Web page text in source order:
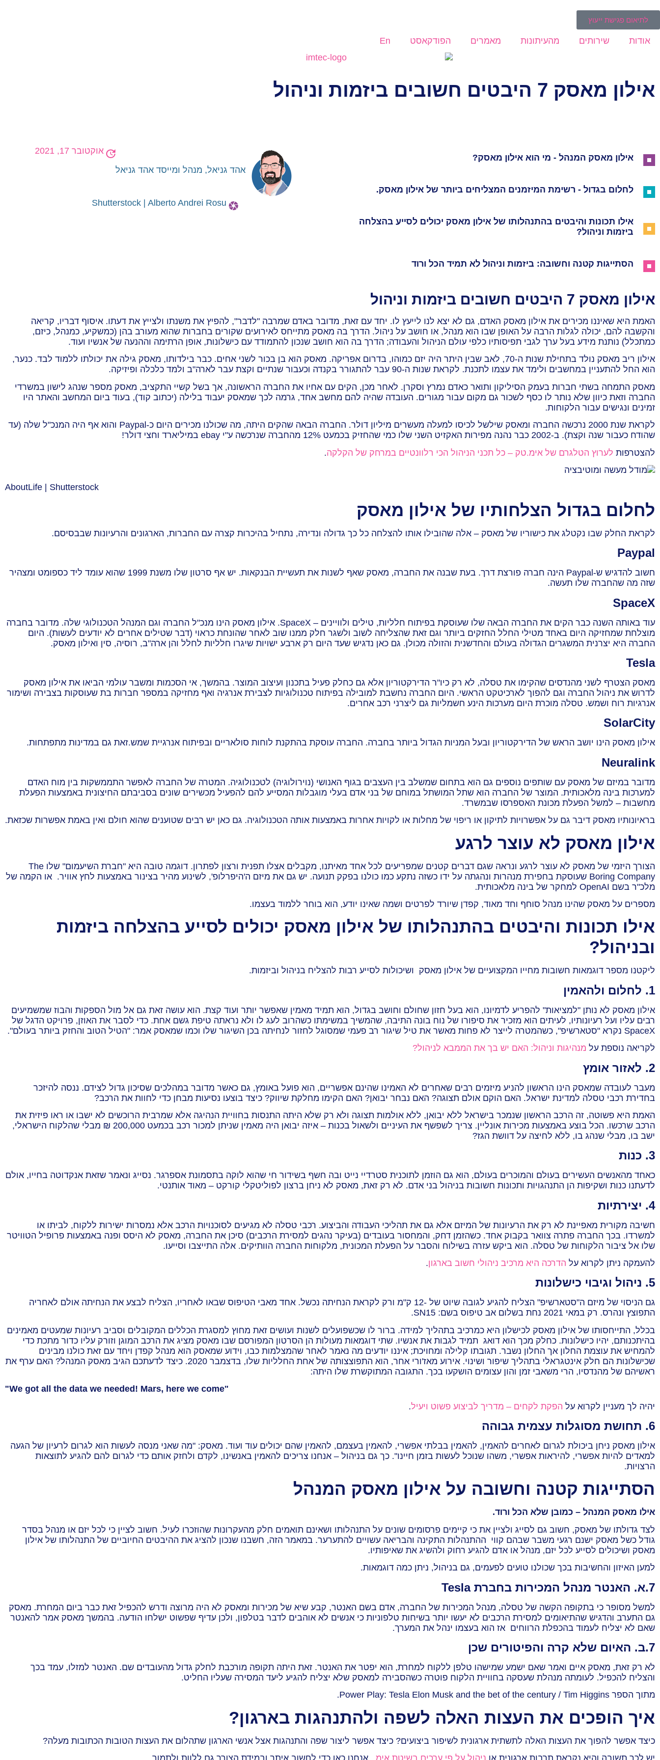
לתיאום פגישת ייעוץ
אודות שירותים מהעיתונות מאמרים הפודקאסט En
אילון מאסק 7 היבטים חשובים ביזמות וניהול
אילון מאסק המנהל - מי הוא אילון מאסק?
לחלום בגדול - רשימת המיזמנים המצליחים ביותר של אילון מאסק.
אילו תכונות והיבטים בהתנהלותו של אילון מאסק יכולים לסייע בהצלחה
ביזמות וניהול?
הסתייגות קטנה וחשובה: ביזמות וניהול לא תמיד הכל ורוד
אהד גניאל, מנהל ומייסד אהד גניאל
אוקטובר 17, 2021
Shutterstock | Alberto Andrei Rosu
אילון מאסק 7 היבטים חשובים ביזמות וניהול
האמת היא שאיננו מכירים את אילון מאסק האדם, גם לא יצא לנו לייעץ לו. יחד עם זאת, מדובר באדם שמרבה "לדבר", להפיץ את משנתו ולצייץ את דעתו. איסוף דבריו, קריאה
והקשבה להם, יכולה לגלות הרבה על האופן שבו הוא מנהל, או חושב על ניהול. הדרך בה מאסק מתייחס לאירועים שקורים בחברות שהוא מעורב בהן (כמשקיע, כמנהל, כיזם,
כמתכלל) נותנת מידע בעל ערך לגבי תפיסותיו כלפי עולם הניהול והעבודה; הדרך בה הוא חושב שנכון להתמודד עם כישלונות, אופן הרתימה וההנעה של אנשיו ועוד.
אילון ריב מאסק נולד בתחילת שנות ה-70, לאב שבין היתר היה יזם כמוהו, בדרום אפריקה. מאסק הוא בן בכור לשני אחים. כבר בילדותו, מאסק גילה את יכולתו ללמוד לבד. כנער,
הוא החל להתעניין במחשבים ולימד את עצמו לתכנת. לקראת שנות ה-90 עבר להתגורר בקנדה וכעבור שנתיים וקצת עבר לארה"ב ולמד כלכלה ופיזיקה.
מאסק התמחה בשתי חברות בעמק הסיליקון ותואר כאדם נמרץ וסקרן. לאחר מכן, הקים עם אחיו את החברה הראשונה, אך בשל קשיי התקציב, מאסק מספר שנהג לישון במשרדי
החברה וזאת כיוון שלא נותר לו כסף לשכור גם מקום עבור מגורים. העובדה שהיה להם מחשב אחד, גרמה לכך שמאסק יעבוד בלילה (יכתוב קוד), בעוד ביום המחשב והאתר היו
זמינים ונגישים עבור הלקוחות.
לקראת שנת 2000 נרכשה החברה ומאסק שילשל לכיסו למעלה מעשרים מיליון דולר. החברה הבאה שהקים היתה, מה שכולנו מכירים היום כ-Paypal והוא אף היה המנכ"ל שלה (עד
שהודח כעבור שנה וקצת). ב-2002 כבר נהנה מפירות האקזיט השני שלו כמי שהחזיק בכמעט 12% מהחברה שנרכשה ע"י ebay במיליארד וחצי דולר!
להצטרפות לערוץ הטלגרם של אימ.טק – כל תכני הניהול הכי רלוונטיים במרחק של הקלקה.
AboutLife | Shutterstock
לחלום בגדול הצלחותיו של אילון מאסק
לקראת החלק שבו נקטלג את כישוריו של מאסק – אלה שהובילו אותו להצלחה כל כך גדולה ונדירה, נתחיל בהיכרות קצרה עם החברות, הארגונים והרעיונות שבבסיסם.
Paypal
חשוב להדגיש ש-Paypal הינה חברה פורצת דרך. בעת שבנה את החברה, מאסק שאף לשנות את תעשיית הבנקאות. יש אף סרטון שלו משנת 1999 שהוא עומד ליד כספומט ומצהיר
שזה מה שהחברה שלו תעשה.
SpaceX
עוד באותה השנה כבר הקים את החברה הבאה שלו שעוסקת בפיתוח חלליות, טילים ולוויינים – SpaceX. אילון מאסק הינו מנכ"ל החברה וגם המנהל הטכנולוגי שלה. מדובר בחברה
מוצלחת שמחזיקה היום באחד מטילי החלל החזקים ביותר וגם זאת שהצליחה לשוב ולשגר חלק ממנו שוב לאחר שהונחת כראוי (דבר שטילים אחרים לא יודעים לעשות). היום
החברה היא יצרנית המשגרים הגדולה בעולם והחדשנית והזולה מכולן. גם כאן נדגיש שעד היום רק ארבע ישויות שיגרו חלליות לחלל והן ארה"ב, רוסיה, סין ואילון מאסק.
Tesla
מאסק הצטרף לשני מהנדסים שהקימו את טסלה, לא רק כיו"ר הדירקטוריון אלא גם כחלק פעיל בתכנון ועיצוב המוצר. בהמשך, אי הסכמות ומשבר עולמי הביאו את אילון מאסק
לדרוש את ניהול החברה וגם להפוך לארכיטקט הראשי. היום החברה נחשבת למובילה בפיתוח טכנולוגיות לצבירת אנרגיה ואף מחזיקה במספר חברות בת שעוסקות בצבירה ושימור
אנרגיות רוח ושמש. טסלה מוכרת היום מערכות הינע חשמליות גם ליצרני רכב אחרים.
SolarCity
אילון מאסק הינו יושב הראש של הדירקטוריון ובעל המניות הגדול ביותר בחברה. החברה עוסקת בהתקנת לוחות סולאריים ובפיתוח אנרגיית שמש.זאת גם במדינות מתפתחות.
Neuralink
מדובר במיזם של מאסק עם שותפים נוספים גם הוא בתחום שמשלב בין העצבים בגוף האנושי (נוירולוגיה) לטכנולוגיה. המטרה של החברה לאפשר התממשקות בין מוח האדם
למערכות בינה מלאכותית. המוצר של החברה הוא שתל המושתל במוחם של בני אדם בעלי מוגבלות המסייע להם להפעיל מכשירים שונים בסביבתם החיצונית באמצעות הפעלת
מחשבות – למשל הפעלת מכונת האספרסו שבמשרד.
בראיונותיו מאסק דיבר גם על אפשרויות לתיקון או ריפוי של מחלות או לקויות אחרות באמצעות אותה הטכנולוגיה. גם כאן יש רבים שטוענים שהוא חולם ואין באמת אפשרות שכזאת.
אילון מאסק לא עוצר לרגע
הצורך היזמי של מאסק לא עוצר לרגע ונראה שגם דברים קטנים שמפריעים לכל אחד מאיתנו, מקבלים אצלו תפנית ורצון לפתרון. דוגמה טובה היא "חברת השיעמום" שלו The
Boring Company שעוסקת בחפירת מנהרות ונהגתה על ידו כשזה נתקע כמו כולנו בפקק תנועה. יש גם את מיזם ה'היפרלופ', לשינוע מהיר בצינור באמצעות לחץ אוויר. או הקמה של
מלכ"ר בשם OpenAI למחקר של בינה מלאכותית.
מספרים על מאסק שהינו מנהל סוחף וחד מאוד, קפדן שיורד לפרטים ושמה שאינו יודע, הוא בוחר ללמוד בעצמו.
אילו תכונות והיבטים בהתנהלותו של אילון מאסק יכולים לסייע בהצלחה ביזמות
ובניהול?
ליקטנו מספר דוגמאות חשובות מחייו המקצועיים של אילון מאסק ושיכולות לסייע רבות להצליח בניהול וביזמות.
1. לחלום ולהאמין
אילון מאסק לא נותן "למציאות" להפריע לדמיונו, הוא בעל חזון שחולם וחושב בגדול, הוא תמיד מאמין שאפשר יותר ועוד קצת. הוא עושה זאת גם אל מול הספקות והבוז שמשמיעים
רבים עליו ועל רעיונותיו, לעיתים הוא מזכיר את סיפורו של נוח בונה התיבה, שהמשיך במשימתו כשהרוב לעג לו ולא נראתה טיפת גשם אחת. כדי לסבר את האוזן, פרויקט הדגל של
SpaceX נקרא "סטארשיפ", כשהמטרה לייצר לא פחות מאשר את טיל שיגור רב פעמי שמסוגל לחזור לנחיתה בכן השיגור שלו וכמו שמאסק אמר: "הטיל הטוב והחזק ביותר בעולם".
לקריאה נוספת על מנהיגות וניהול: האם יש בך את הממבא לניהול?
2. לאזור אומץ
מעבר לעובדה שמאסק הינו הראשון להניע מיזמים רבים שאחרים לא האמינו שהינם אפשריים, הוא פועל באומץ, גם כאשר מדובר במהלכים שסיכון גדול לצידם. ננסה להיזכר
בחדירת רכבי טסלה למדינת ישראל. האם הוקם אולם תצוגה? האם נבחר יבואן? האם הקימו מחלקת שיווק? כיצד בוצעו נסיעות מבחן כדי לחוות את הרכב?
האמת היא פשוטה, זה הרכב הראשון שנמכר בישראל ללא יבואן, ללא אולמות תצוגה ולא רק שלא היתה התנסות בחוויית הנהיגה אלא שמרבית הרוכשים לא ישבו או ראו פיזית את
הרכב שרכשו. הכל בוצע באמצעות מכירות אונליין. צריך לשפשף את העיניים ולשאול בכנות – איזה יבואן היה מאמין שניתן למכור רכב בכמעט 200,000 ₪ מבלי שהלקוח הישראלי,
ישב בו, מבלי שנהג בו, ללא לחיצה על דוושת הגז?
3. כנות
כאחד מהאנשים העשירים בעולם והמוכרים בעולם, הוא גם הוזמן לתוכנית סטרדיי נייט ובה חשף בשידור חי שהוא לוקה בתסמונת אספרגר. נסייג ונאמר שזאת אנקדוטה בחייו, אולם
לדעתנו כנות ושקיפות הן התנהגויות ותכונות חשובות בניהול בני אדם. לא רק זאת, מאסק לא ניחן ברצון לפוליטקלי קורקט – מאוד אותנטי.
4. יצירתיות
חשיבה מקורית מאפיינת לא רק את הרעיונות של המיזם אלא גם את תהליכי העבודה והביצוע. רכבי טסלה לא מגיעים לסוכנויות הרכב אלא נמסרות ישירות ללקוח, לביתו או
למשרדו. בכך החברה פתרה צוואר בקבוק אחד. כשהזמן דחק, והמחסור בעובדים (בעיקר נהגים למסירת הרכבים) סיכן את החברה, מאסק לא היסס ופנה באמצעות פרופיל הטוויטר
שלו אל ציבור הלקוחות של טסלה. הוא ביקש עזרה בשילוח והסבר על הפעלת המכונית, מלקוחות החברה הוותיקים. אלה התייצבו וסייעו.
להעמקה ניתן לקרוא על הדרכה היא מרכיב ניהולי חשוב בארגון.
5. ניהול וגיבוי כישלונות
גם הניסוי של מיזם ה"סטארשיפ" הצליח להגיע לגובה שיוט של -12 ק"מ ורק לקראת הנחיתה נכשל. אחד מאבי הטיפוס שבאו לאחריו, הצליח לבצע את הנחיתה אולם לאחריה
התפוצץ ונהרס. רק במאי 2021 נחת בשלום אב טיפוס בשם: SN15.
בכלל, התייחסותו של אילון מאסק לכישלון היא כמרכיב בתהליך למידה. ברור לו שכשפועלים לשנות ועושים זאת מחוץ למסגרת הכללים המקובלים וסביב רעיונות שמעטים מאמינים
בהיתכנותם, יהיו כישלונות. כחלק מכך הוא דואג תמיד לגבות את אנשיו. שתי דוגמאות מעולות הן הסרטון המפורסם שבו מאסק מציג את הרכב המוגן וזורק עליו כדור מתכת כדי
להמחיש את עוצמת החלון אך החלון נשבר. תגובתו קלילה ומחויכת; איננו יודעים מה נאמר לאחר שהמצלמות כבו, וידוע שמאסק הוא מנהל קפדן ויחד עם זאת כולנו מבינים
שכישלונות הם חלק אינטגראלי בתהליך שיפור ושינוי. אירוע מאז'ורי אחר, הוא התפוצצותה של אחת החלליות שלו, בדצמבר 2020. כיצד לדעתכם הגיב מאסק המנהל? האם ערף את
ראשיהם של מהנדסיו, הרי משאבי זמן והון עצומים הושקעו בכך. התגובה המתוקשרת שלו היתה:
"We got all the data we needed! Mars, here we come"
יהיה לך מעניין לקרוא על הפקת לקחים – מדריך לביצוע פשוט ויעיל.
6. תחושת מסוגלות עצמית גבוהה
אילון מאסק ניחן ביכולת לגרום לאחרים להאמין, להאמין בבלתי אפשרי, להאמין בעצמם, להאמין שהם יכולים עוד ועוד. מאסק: "מה שאני מנסה לעשות הוא לגרום לרעיון של הגעה
למאדים להיות אפשרי, להיראות אפשרי, משהו שנוכל לעשות בזמן חיינו". כך גם בניהול – אנחנו צריכים להאמין באנשינו, לקדם ולחזק אותם כדי לגרום להם להגיע לתוצאות
הרצויות.
הסתייגות קטנה וחשובה על אילון מאסק המנהל
אילו מאסק המנהל – כמובן שלא הכל ורוד.
לצד גדולתו של מאסק, חשוב גם לסייג ולציין את כי קיימים פרסומים שונים על התנהלותו ושאינם תואמים חלק מהעקרונות שהוזכרו לעיל. חשוב לציין כי לכל יזם או מנהל בסדר
גודל כשל מאסק ישנם רגעי משבר שבהם קווי ההתנהלות התקינה והבריאה עשויים להתערער. במאמר הזה, חשבנו שנכון להציג את ההיבטים החיוביים של התנהלותו של אילון
מאסק ושיכולים לסייע לכל יזם, מנהל או אדם להגיע רחוק ולהשיג את שאיפותיו.
למען האיזון והחשיבות בכך שכולנו טועים לפעמים, גם בניהול, ניתן כמה דוגמאות.
7.א. האנטר מנהל המכירות בחברת Tesla
למשל מסופר כי בתקופה הקשה של טסלה, מנהל המכירות של החברה, אדם בשם האנטר, קבע שיא של מכירות ומאסק לא היה מרוצה ודרש להכפיל זאת כבר ביום המחרת. מאסק
גם התערב והדגיש שהתיאומים למסירת הרכבים לא יעשו יותר בשיחות טלפוניות כי אנשים לא אוהבים לדבר בטלפון, ולכן עדיף שפשוט ישלחו הודעה. בהמשך מאסק אמר להאנטר
שאם לא יצליח לעמוד בהכפלת הרווחים אז הוא בעצמו ינהל את המערך.
7.ב. האיום שלא קרה והפיטורים שכן
לא רק זאת, מאסק איים ואמר שאם ישמע שמישהו טלפן ללקוח למחרת, הוא יפטר את האנטר. זאת היתה תקופה מורכבת לחלק גדול מהעובדים שם. האנטר למזלו, עמד בכך
והצליח להכפיל. לעומתה מנהלת שעסקה בחוויית הלקוח פוטרה כשהסבירה למאסק שלא יצליח להגיע ליעד המסירה שעליו החליט.
מתוך הספר Power Play: Tesla Elon Musk and the bet of the century / Tim Higgins.
איך הופכים את העצות האלה לשפה ולהתנהגות בארגון?
כיצד אפשר להפוך את העצות האלה לתשתית ארגונית לשיפור ביצועים? כיצד אפשר ליצור שפה והתנהגות אצל אנשי הארגון שתהלום את העצות הטובות הכתובות מעלה?